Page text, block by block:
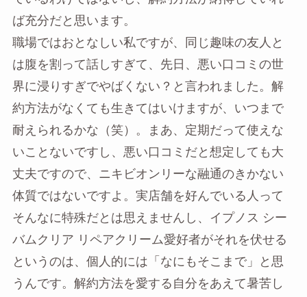
ば充分だと思います。
職場ではおとなしい私ですが、同じ趣味の友人と
は腹を割って話しすぎて、先日、悪い口コミの世
界に浸りすぎでやばくない？と言われました。解
約方法がなくても生きてはいけますが、いつまで
耐えられるかな（笑）。まあ、定期だって使えな
いことないですし、悪い口コミだと想定しても大
丈夫ですので、ニキビオンリーな融通のきかない
体質ではないですよ。実店舗を好んでいる人って
そんなに特殊だとは思えませんし、イプノス シー
バムクリア リペアクリーム愛好者がそれを伏せる
というのは、個人的には「なにもそこまで」と思
うんです。解約方法を愛する自分をあえて暑苦し